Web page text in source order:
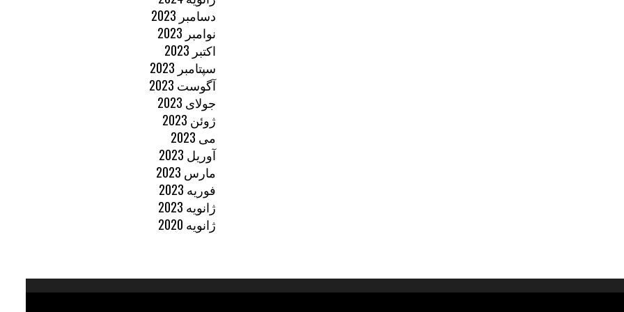
دسامبر 2023
نوامبر 2023
اکتبر 2023
سپتامبر 2023
آگوست 2023
جولای 2023
ژوئن 2023
می 2023
آوریل 2023
مارس 2023
فوریه 2023
ژانویه 2023
ژانویه 2020